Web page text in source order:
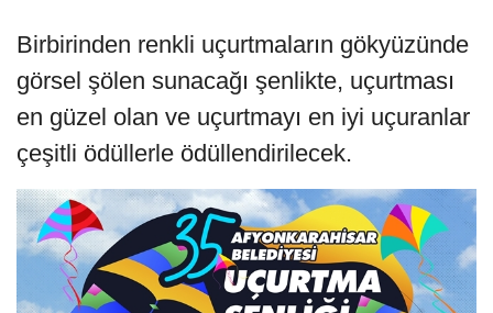
Birbirinden renkli uçurtmaların gökyüzünde
görsel şölen sunacağı şenlikte, uçurtması
en güzel olan ve uçurtmayı en iyi uçuranlar
çeşitli ödüllerle ödüllendirilecek.